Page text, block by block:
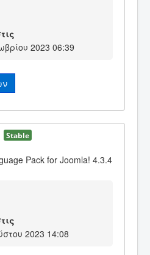
2023 06:39
Stable
Pack for Joomla! 4.3.4
2023 14:08